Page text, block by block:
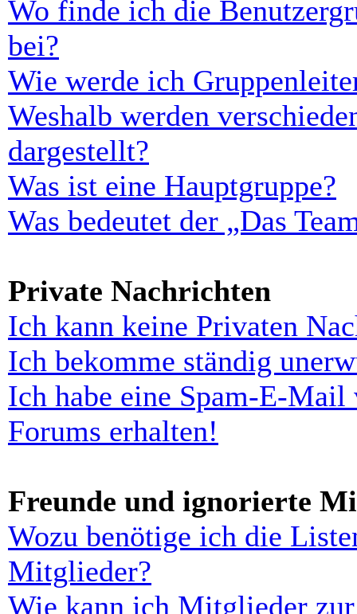
Wo finde ich die
bei?
Wie werde ich
Weshalb werden
dargestellt?
Was ist eine Hauptgruppe?
Was bedeutet der „Das
Private Nachrichten
Ich kann keine Privaten
Ich bekomme ständig
Ich habe eine Spam-E-
Forums erhalten!
Freunde und ignorierte
Wozu benötige ich die
Mitglieder?
Wie kann ich Mitglieder